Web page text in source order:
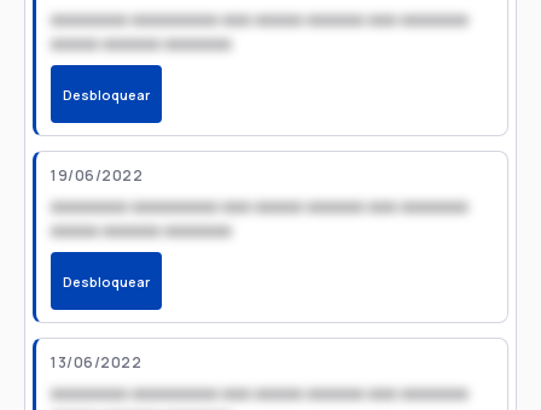
xxxxxxxx xxxxxxxxx xxx xxxxx xxxxxx xxx xxxxxxx
xxxxx xxxxxx xxxxxxx
Desbloquear
19/06/2022
xxxxxxxx xxxxxxxxx xxx xxxxx xxxxxx xxx xxxxxxx
xxxxx xxxxxx xxxxxxx
Desbloquear
13/06/2022
xxxxxxxx xxxxxxxxx xxx xxxxx xxxxxx xxx xxxxxxx